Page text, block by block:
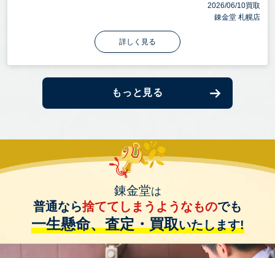
2026/06/10買取
錬金堂 札幌店
詳しく見る
もっと見る
錬金堂は
普通なら捨ててしまうようなものでも
一生懸命、査定・買取いたします!